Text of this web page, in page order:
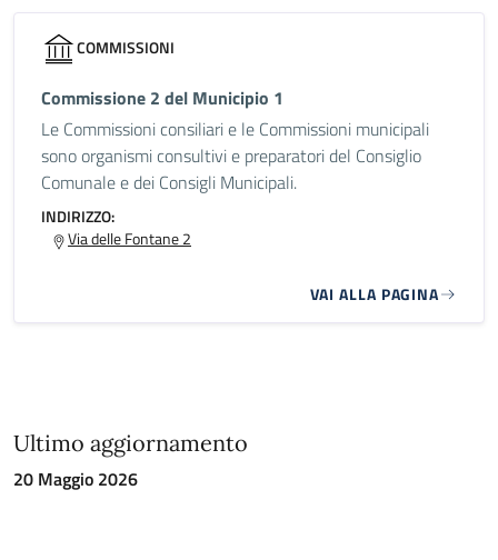
COMMISSIONI
Commissione 2 del Municipio 1
Le Commissioni consiliari e le Commissioni municipali
sono organismi consultivi e preparatori del Consiglio
Comunale e dei Consigli Municipali.
INDIRIZZO:
Via delle Fontane 2
VAI ALLA PAGINA
Ultimo aggiornamento
20 Maggio 2026